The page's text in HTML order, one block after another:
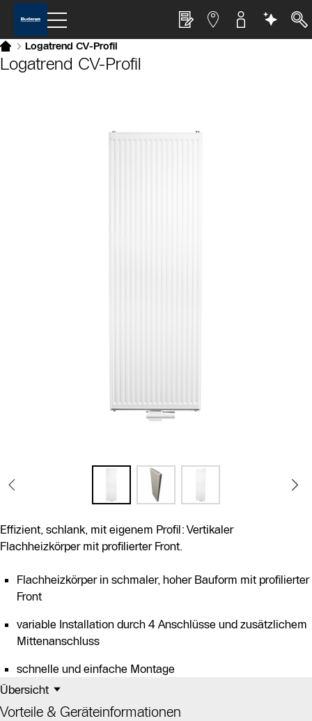
Logatrend CV-Profil
Slider Überspringen
Logatrend CV-Profil
Effizient, schlank, mit eigenem Profil: Vertikaler
Flachheizkörper mit profilierter Front.
Flachheizkörper in schmaler, hoher Bauform mit profilierter
Front
variable Installation durch 4 Anschlüsse und zusätzlichem
Mittenanschluss
schnelle und einfache Montage
Übersicht
Vorteile & Geräteinformationen